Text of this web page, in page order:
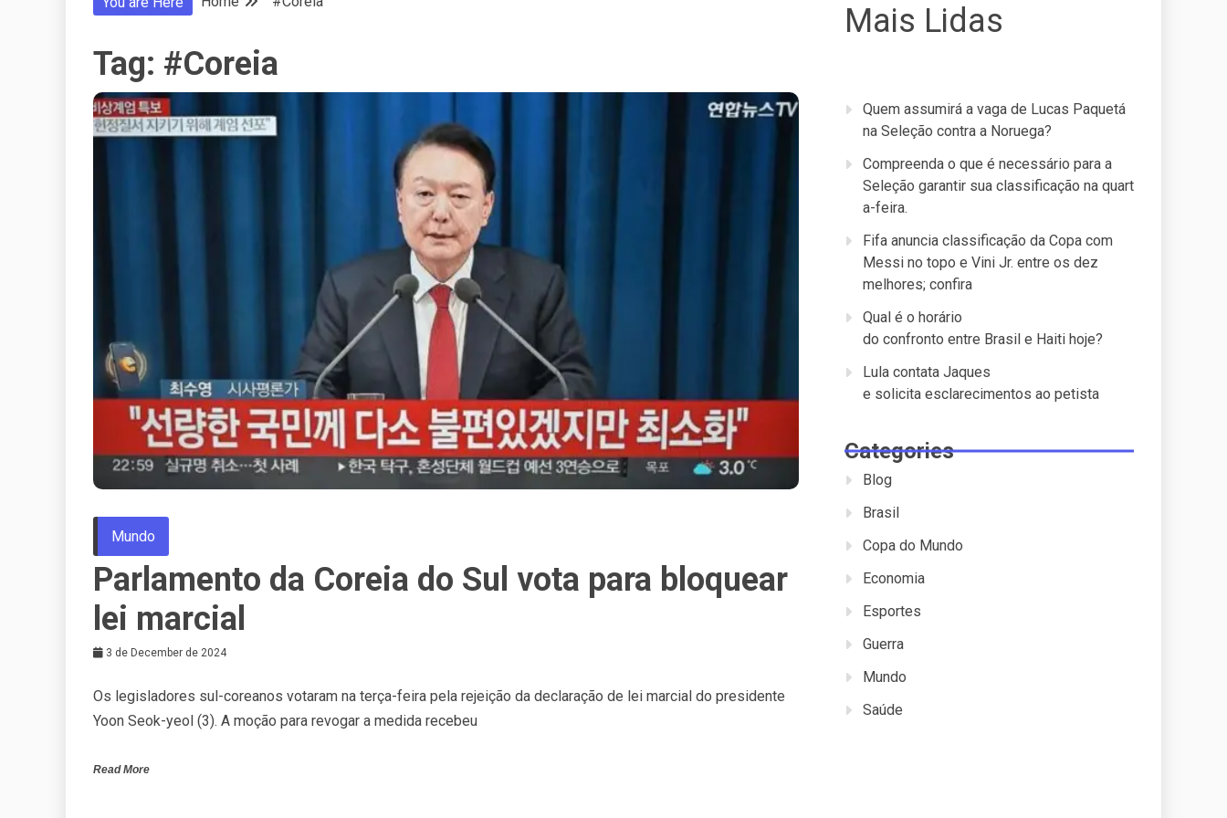
Tag: #Coreia
Mundo
Parlamento da Coreia do Sul vota para bloquear
lei marcial
3 de December de 2024
Os legisladores sul-coreanos votaram na terça-feira pela rejeição da declaração de lei marcial do presidente
Yoon Seok-yeol (3). A moção para revogar a medida recebeu
Read More
Mais Lidas
Quem assumirá a vaga de Lucas Paquetá
na Seleção contra a Noruega?
Compreenda o que é necessário para a
Seleção garantir sua classificação na quart
a-feira.
Fifa anuncia classificação da Copa com
Messi no topo e Vini Jr. entre os dez
melhores; confira
Qual é o horário
do confronto entre Brasil e Haiti hoje?
Lula contata Jaques
e solicita esclarecimentos ao petista
Categories
Blog
Brasil
Copa do Mundo
Economia
Esportes
Guerra
Mundo
Saúde